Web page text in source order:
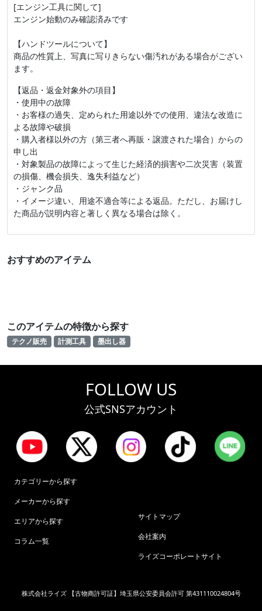
[エンジン工具に関して]
エンジン始動のみ確認済みです
【ハンドツールについて】
商品の性質上、写真に写りきらない傷汚れがある場合がござい
ます。
【返品・返金対象外の項目】
・使用中の故障
・お客様の過失、定められた用途以外での使用、違法な改造に
よる故障や破損
・購入者様以外の方（第三者へ再販・譲渡された場合）からの
申し出
・対象製品の故障によって生じた経済的損害や二次災害（装置
の損傷、機会損失、逸失利益など）
・ジャンク品
・イメージ違い、用途不適合等による返品。ただし、お届けし
た商品が説明内容と著しく異なる場合は除く。
おすすめのアイテム
このアイテムの特徴から探す
テクノ販売 計測工具 墨出し器
FOLLOW US
公式SNSアカウント
カテゴリーから探す
メーカーから探す
エリアから探す
コラム一覧
サイトマップ
会社案内
ライズコーポレートサイト
株式会社ライズ 【古物商許可証】埼玉県公安委員会許可 第431110024804号